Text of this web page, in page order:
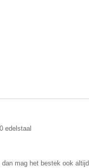
edelstaal
mag het bestek ook altijd